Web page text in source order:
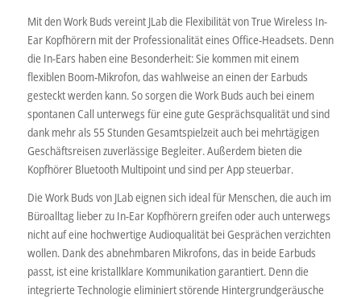
Mit den Work Buds vereint JLab die Flexibilität von True Wireless In-
Ear Kopfhörern mit der Professionalität eines Office-Headsets. Denn
die In-Ears haben eine Besonderheit: Sie kommen mit einem
flexiblen Boom-Mikrofon, das wahlweise an einen der Earbuds
gesteckt werden kann. So sorgen die Work Buds auch bei einem
spontanen Call unterwegs für eine gute Gesprächsqualität und sind
dank mehr als 55 Stunden Gesamtspielzeit auch bei mehrtägigen
Geschäftsreisen zuverlässige Begleiter. Außerdem bieten die
Kopfhörer Bluetooth Multipoint und sind per App steuerbar.
Die Work Buds von JLab eignen sich ideal für Menschen, die auch im
Büroalltag lieber zu In-Ear Kopfhörern greifen oder auch unterwegs
nicht auf eine hochwertige Audioqualität bei Gesprächen verzichten
wollen. Dank des abnehmbaren Mikrofons, das in beide Earbuds
passt, ist eine kristallklare Kommunikation garantiert. Denn die
integrierte Technologie eliminiert störende Hintergrundgeräusche